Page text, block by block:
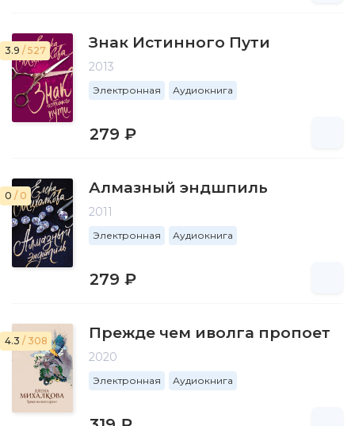
3.9 / 527 Знак Истинного Пути
2013
Электронная Аудиокнига
279 ₽
0 / 0 Алмазный эндшпиль
2011
Электронная Аудиокнига
279 ₽
4.3 / 308 Прежде чем иволга пропоет
2020
Электронная Аудиокнига